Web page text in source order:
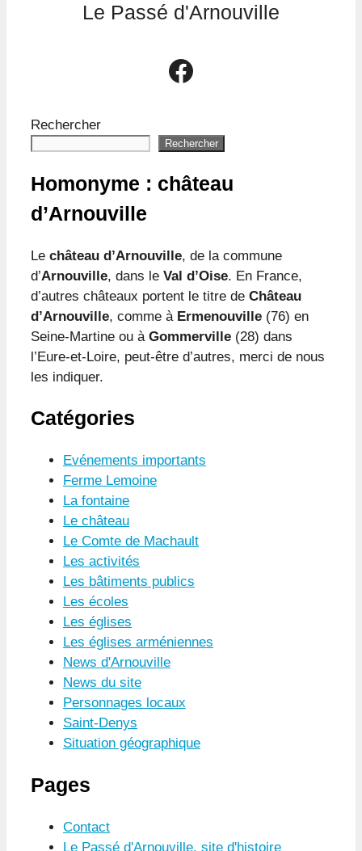
Le Passé d'Arnouville
Le groupe Facebook Le Passé d'Arnouville
Rechercher
Rechercher
Homonyme : château
d’Arnouville
Le château d’Arnouville, de la commune
d’Arnouville, dans le Val d’Oise. En France,
d’autres châteaux portent le titre de Château
d’Arnouville, comme à Ermenouville (76) en
Seine-Martine ou à Gommerville (28) dans
l’Eure-et-Loire, peut-être d’autres, merci de nous
les indiquer.
Catégories
Evénements importants
Ferme Lemoine
La fontaine
Le château
Le Comte de Machault
Les activités
Les bâtiments publics
Les écoles
Les églises
Les églises arméniennes
News d'Arnouville
News du site
Personnages locaux
Saint-Denys
Situation géographique
Pages
Contact
Le Passé d'Arnouville, site d'histoire